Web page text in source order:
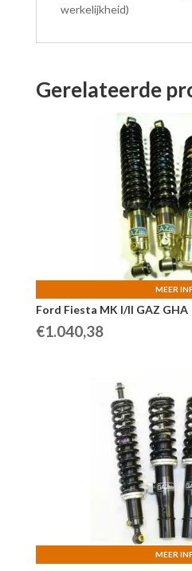
werkelijkheid)
Gerelateerde
MEER
Ford Fiesta MK I/II GAZ GHA
€1.040,38
MEER